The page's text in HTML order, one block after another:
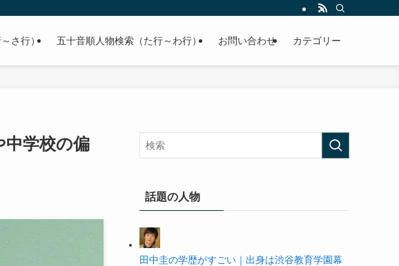
選手などの有名人の学歴や高校・大学の偏差値まで紹介していきます。
さ行） 五十音順人物検索（た行～わ行） お問い合わせ カテゴリー
中学校の偏
話題の人物
田中圭の学歴がすごい｜出身は渋谷教育学園幕